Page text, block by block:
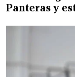
Panteras y